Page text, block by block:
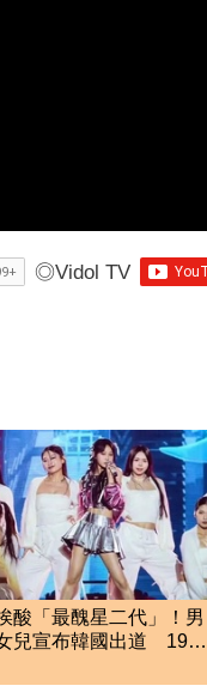
◎Vidol TV
酸「最醜星二代」！男
兒宣布韓國出道 19歲